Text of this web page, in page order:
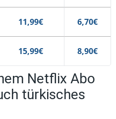
11,99€ 6,70€
15,99€ 8,90€
Netflix Abo
türkisches